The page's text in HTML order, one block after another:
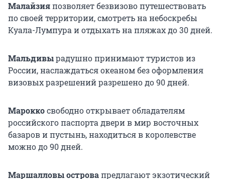
Малайзияпозволяет безвизово путешествовать
по своей территории, смотреть на небоскребы
Куала-Лумпура и отдыхать на пляжах до 30 дней.
Мальдивырадушно принимают туристов из
России, наслаждаться океаном без оформления
визовых разрешений разрешено до 90 дней.
Мароккосвободно открывает обладателям
российского паспорта двери в мир восточных
базаров и пустынь, находиться в королевстве
можно до 90 дней.
Маршалловы островапредлагают экзотический